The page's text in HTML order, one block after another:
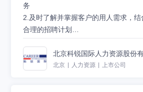
等；
3. 与驻场经理合作，维护外包员工关
度、满意度指标负责；
监，HRBP经理
务
2.及时了解并掌握客户的用人需求，
合理的招聘计划
题，及时调整招聘进度，确保招聘任务
4.拓展相关人才渠道，建立适配的人才
7.工作地点：北京、上海、杭州、合肥
投递简历:careerzp@careerintlinc.com
北京科锐国际人力资源股份
北京 人力资源 上市公司